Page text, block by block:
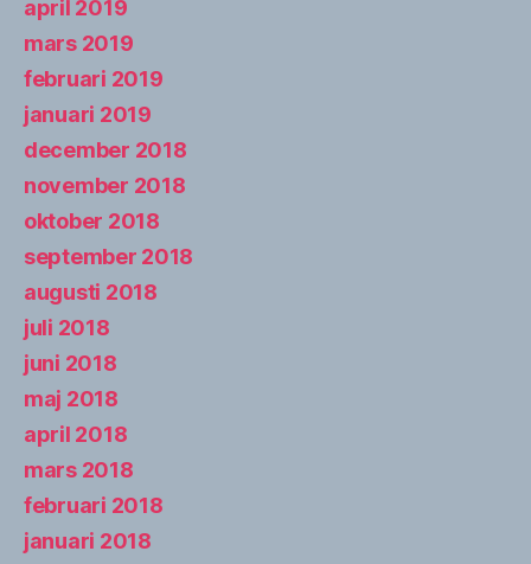
april 2019
mars 2019
februari 2019
januari 2019
december 2018
november 2018
oktober 2018
september 2018
augusti 2018
juli 2018
juni 2018
maj 2018
april 2018
mars 2018
februari 2018
januari 2018